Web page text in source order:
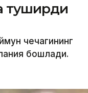
туширди
чечагининг
бошлади.